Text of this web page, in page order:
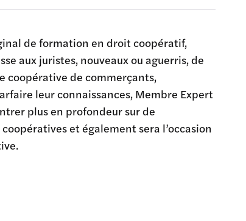
de formation en droit coopératif,
aux juristes, nouveaux ou aguerris, de
coopérative de commerçants,
leur connaissances, Membre Expert
plus en profondeur sur de
et également sera l’occasion